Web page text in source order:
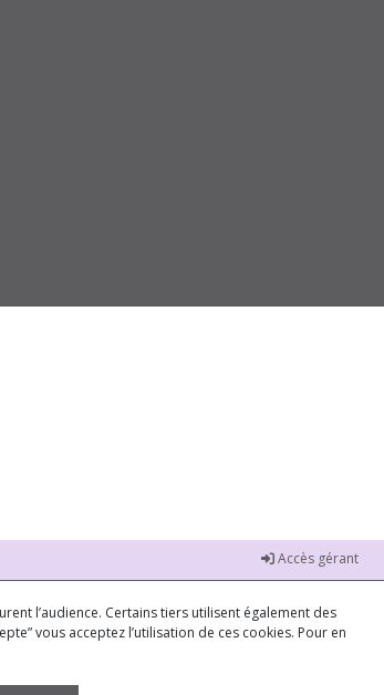
Accès gérant
l’audience. Certains tiers utilisent également des
vous acceptez l’utilisation de ces cookies. Pour en